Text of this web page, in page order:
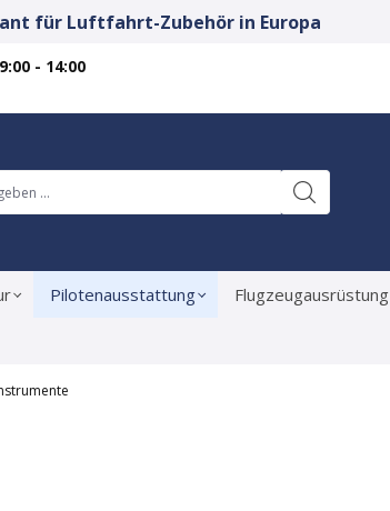
für Luftfahrt-Zubehör in Europa
- 14:00
Pilotenausstattung Flugzeugausrüstung